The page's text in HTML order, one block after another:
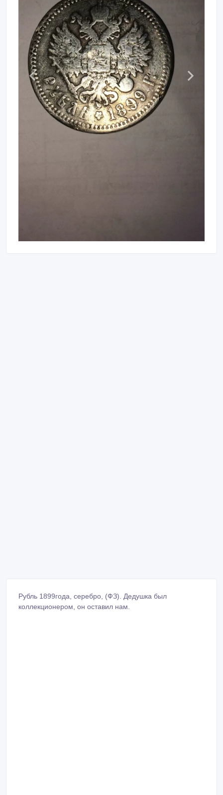
Рубль 1899года, серебро, (ФЗ). Дедушка был
коллекционером, он оставил нам.